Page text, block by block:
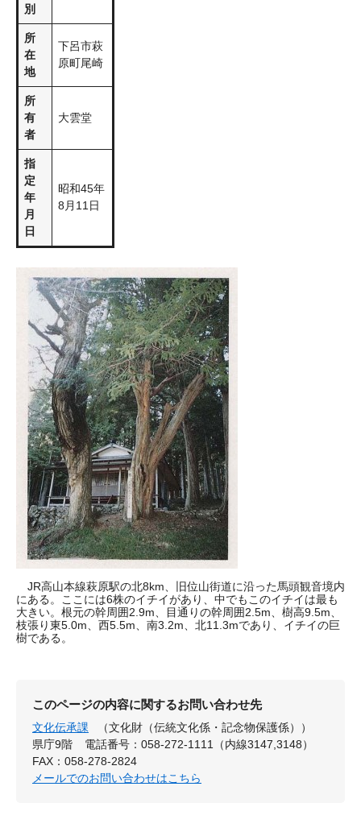
別
所
在
地
下呂市萩
原町尾崎
所
有
者
大雲堂
指
定
年
月
日
昭和45年
8月11日
JR高山本線萩原駅の北8km、旧位山街道に沿った馬頭観音境内
にある。ここには6株のイチイがあり、中でもこのイチイは最も
大きい。根元の幹周囲2.9m、目通りの幹周囲2.5m、樹高9.5m、
枝張り東5.0m、西5.5m、南3.2m、北11.3mであり、イチイの巨
樹である。
このページの内容に関するお問い合わせ先
文化伝承課
（文化財（伝統文化係・記念物保護係））
県庁9階
電話番号：058-272-1111（内線3147,3148）
FAX：058-278-2824
メールでのお問い合わせはこちら